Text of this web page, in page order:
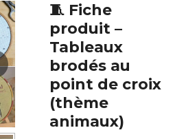
🧵 Fiche
produit –
Tableaux
brodés au
point de croix
(thème
animaux)